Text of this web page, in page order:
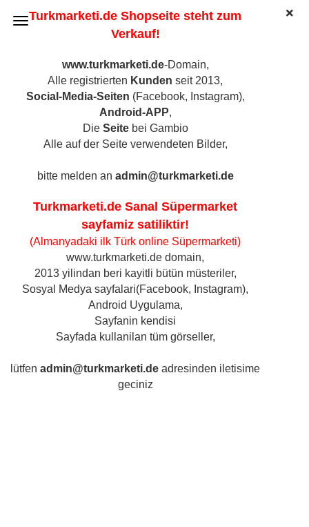
Turkmarketi.de Shopseite steht zum
Verkauf!
www.turkmarketi.de-Domain,
Alle registrierten Kunden seit 2013,
Social-Media-Seiten (Facebook, Instagram),
Android-APP,
Die Seitebei Gambio
Alle auf der Seite verwendeten Bilder,
bitte melden an admin@turkmarketi.de
Turkmarketi.de Sanal Süpermarket
sayfamiz satiliktir!
(Almanyadaki ilk Türk online Süpermarketi)
www.turkmarketi.de domain,
2013 yilindan beri kayitli bütün müsteriler,
Sosyal Medya sayfalari(Facebook, Instagram),
Android Uygulama,
Sayfanin kendisi
Sayfada kullanilan tüm görseller,
lütfen admin@turkmarketi.de adresinden iletisime
geciniz
Bildquele Pixabay
Zurück